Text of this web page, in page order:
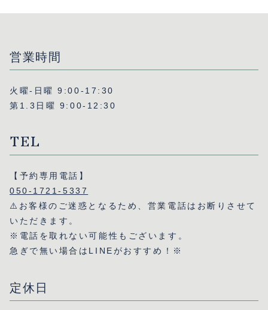
営業時間
火曜-日曜 9:00-17:30
第1.3日曜 9:00-12:30
TEL
【予約専用電話】
050-1721-5337
⚠️お客様のご迷惑となるため、営業電話はお断りさせて
いただきます。
※電話を取れない可能性もございます。
急ぎで無い場合はLINEがおすすめ！※
定休日